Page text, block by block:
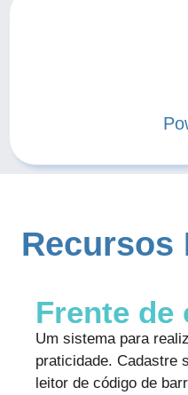
Recursos
Frente de
Um sistema para
praticidade. Cadastre
leitor de código de